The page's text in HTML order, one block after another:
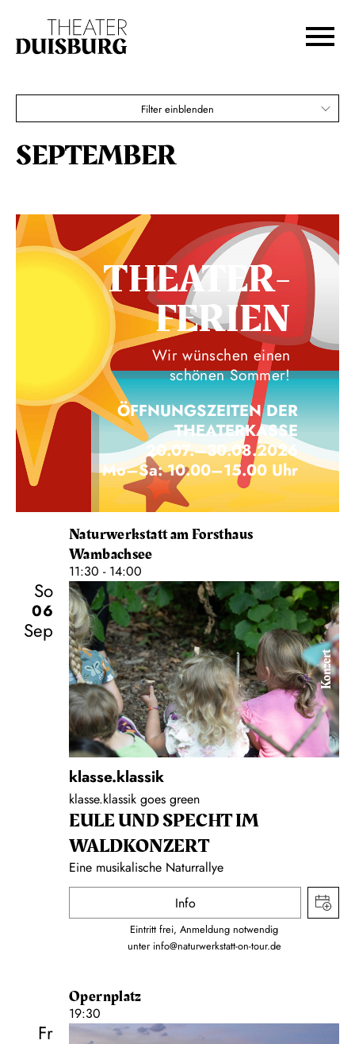
Zur Hauptnavigation springen
Zum Footer springen
Filter einblenden
SEPTEMBER
THEATER­
FERIEN
Wir wünschen einen
schönen Sommer!
ÖFFNUNGSZEITEN DER
THEATERKASSE
20.07.–30.08.2026
Mo–Sa: 10.00–15.00 Uhr
Naturwerkstatt am Forsthaus
Wambachsee
11:30 - 14:00
So
06
Sep
Konzert
klasse.klassik
klasse.klassik goes green
EULE UND SPECHT IM
WALDKONZERT
Eine musikalische Naturrallye
Info
Eintritt frei, Anmeldung notwendig
unter info@naturwerkstatt-on-tour.de
Opernplatz
19:30
Fr